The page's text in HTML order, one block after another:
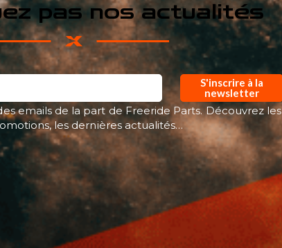
pas nos actualités
S'inscrire à la
newsletter
emails de la part de Freeride Parts. Découvrez les
les dernières actualités…